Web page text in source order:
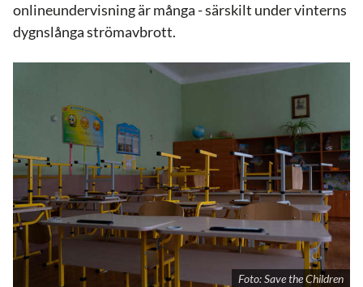
onlineundervisning är många - särskilt under vinterns
dygnslånga strömavbrott.
Foto: Save the Children